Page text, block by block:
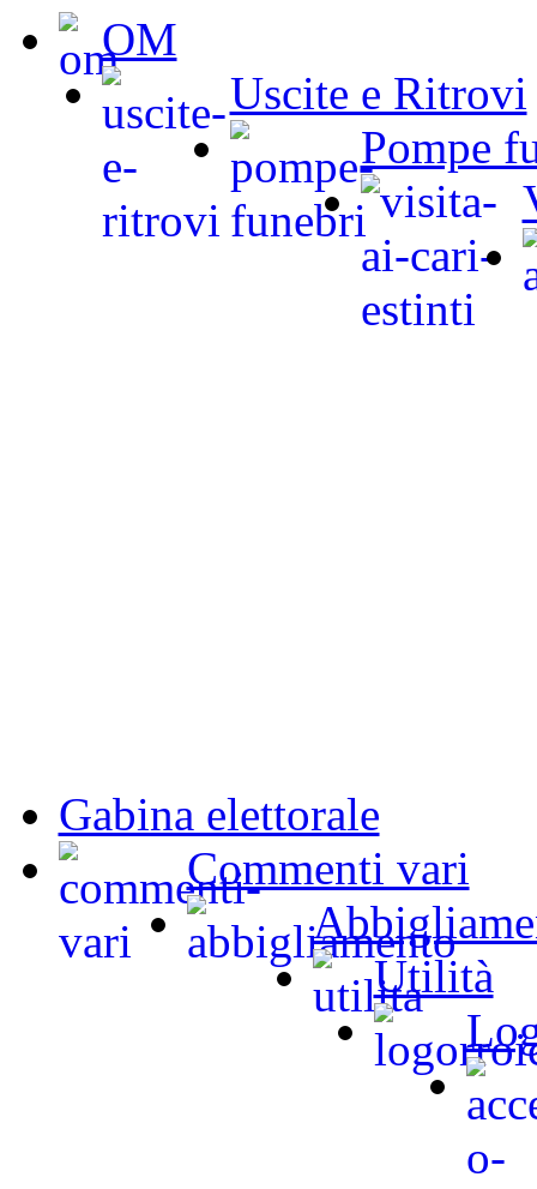
OM
Uscite e Ritrovi
Pompe
Gabina elettorale
Commenti vari
Utilità